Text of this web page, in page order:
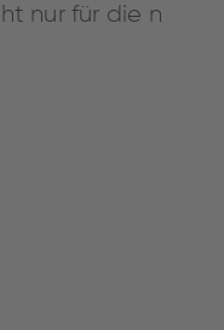
nur für die n